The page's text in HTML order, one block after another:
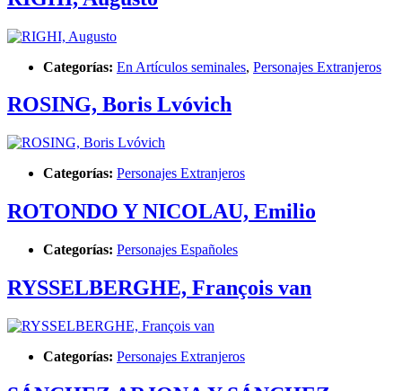
Categorías: En Artículos seminales, Personajes Extranjeros
ROSING, Boris Lvóvich
Categorías: Personajes Extranjeros
ROTONDO Y NICOLAU, Emilio
Categorías: Personajes Españoles
RYSSELBERGHE, François van
Categorías: Personajes Extranjeros